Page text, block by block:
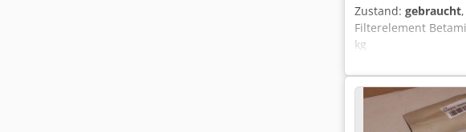
Zustand: gebraucht
Filterelement
kg